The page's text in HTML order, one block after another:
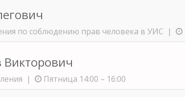
по соблюдению прав человека в УИС |
Викторович
| Пятница 14:00 – 16:00